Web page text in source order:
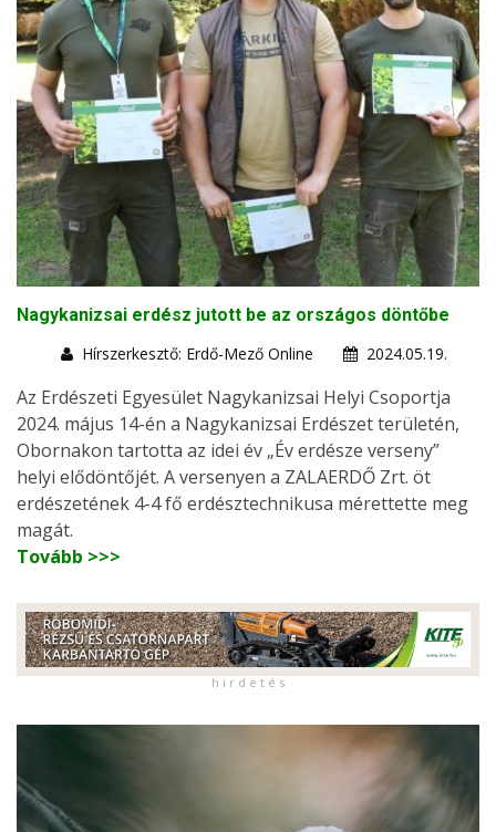
Nagykanizsai erdész jutott be az országos döntőbe
Hírszerkesztő: Erdő-Mező Online
2024.05.19.
Az Erdészeti Egyesület Nagykanizsai Helyi Csoportja
2024. május 14-én a Nagykanizsai Erdészet területén,
Obornakon tartotta az idei év „Év erdésze verseny”
helyi elődöntőjét. A versenyen a ZALAERDŐ Zrt. öt
erdészetének 4-4 fő erdésztechnikusa mérettette meg
magát.
Tovább >>>
h i r d e t é s